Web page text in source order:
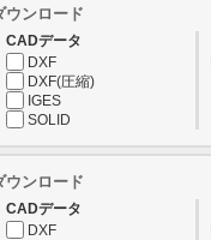
ウンロード
CADデータ
DXF
DXF(圧縮)
IGES
SOLID
ウンロード
CADデータ
DXF